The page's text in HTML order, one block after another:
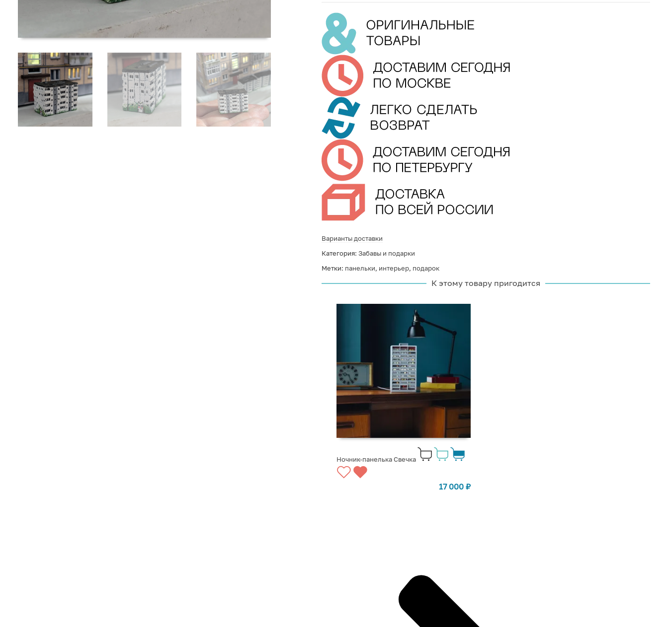
Варианты доставки
Категория: Забавы и подарки
Метки: панельки, интерьер, подарок
К этому товару пригодится
Ночник-панелька Свечка
17 000 ₽